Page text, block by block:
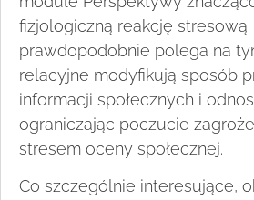
fizjologiczną reakcję
prawdopodobnie polega na
relacyjne modyfikują sposób
informacji społecznych i
ograniczając poczucie
stresem oceny społecznej.
Co szczególnie interesujące,